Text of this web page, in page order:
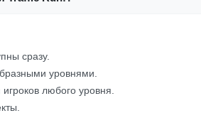
сразу.
уровнями.
любого уровня.